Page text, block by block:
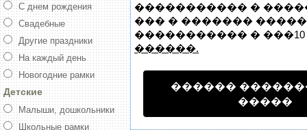
С днем рождения
Свадебные
Другие праздники
На каждый день
Новогодние рамки
Детские
Малыши, дошкольники
Школьные рамки
����������� �
��� � �������
����������� �
������.
������
�����